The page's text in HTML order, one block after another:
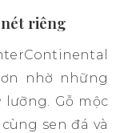
riêng
nhờ những
Gỗ mộc
sen đá và